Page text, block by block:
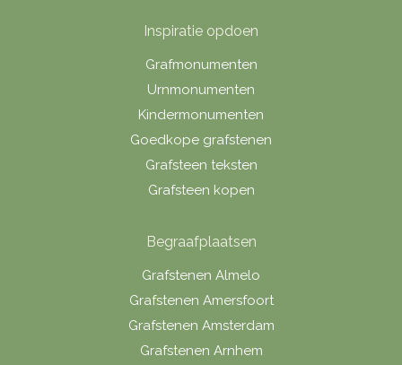
Inspiratie opdoen
Grafmonumenten
Urnmonumenten
Kindermonumenten
Goedkope grafstenen
Grafsteen teksten
Grafsteen kopen
Begraafplaatsen
Grafstenen Almelo
Grafstenen Amersfoort
Grafstenen Amsterdam
Grafstenen Arnhem